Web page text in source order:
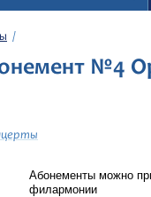
№4
Абонементы можно
филармонии